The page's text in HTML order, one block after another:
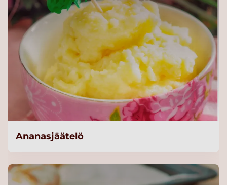
Ananasjäätelö